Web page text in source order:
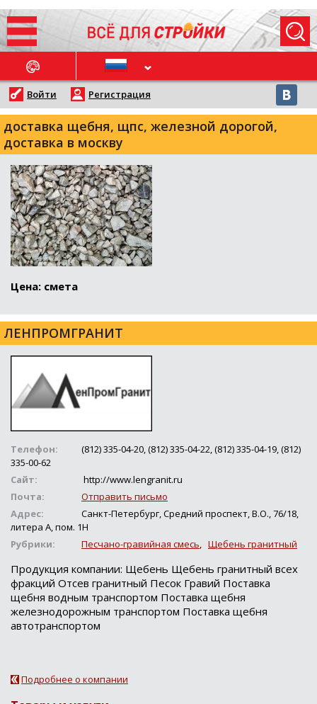
НОВОСТИ
Войти Регистрация
доставка щебня, щпс, железной дорогой,
доставка в москву
Цена: смета
ЛЕНПРОМГРАНИТ
Телефон:
(812) 335-04-20, (812) 335-04-22, (812) 335-04-19, (812)
335-00-62
Сайт:
http://www.lengranit.ru
Почта:
Отправить письмо
Адрес:
Санкт-Петербург, Средний проспект, В.О., 76/18,
литера А, пом. 1Н
Рубрики:
Песчано-гравийная смесь, Щебень гранитный
Продукция компании: Щебень Щебень гранитный всех
фракций Отсев гранитный Песок Гравий Поставка
щебня водным транспортом Поставка щебня
железнодорожным транспортом Поставка щебня
автотранспортом
Подробнее о компании